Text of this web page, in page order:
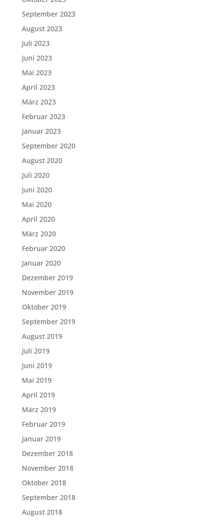
September 2023
August 2023
Juli 2023
Juni 2023
Mai 2023
April 2023
März 2023
Februar 2023
Januar 2023
September 2020
August 2020
Juli 2020
Juni 2020
Mai 2020
April 2020
März 2020
Februar 2020
Januar 2020
Dezember 2019
November 2019
Oktober 2019
September 2019
August 2019
Juli 2019
Juni 2019
Mai 2019
April 2019
März 2019
Februar 2019
Januar 2019
Dezember 2018
November 2018
Oktober 2018
September 2018
August 2018